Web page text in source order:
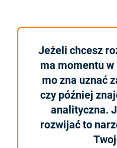
Jeżeli chcesz
ma momentu
mo zna uznać
czy później
analityczna.
rozwijać to